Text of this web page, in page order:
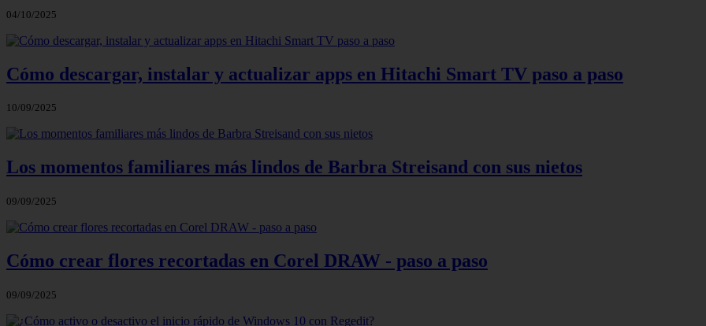
04/10/2025
Cómo descargar, instalar y actualizar apps en Hitachi Smart TV paso a paso
10/09/2025
Los momentos familiares más lindos de Barbra Streisand con sus nietos
09/09/2025
Cómo crear flores recortadas en Corel DRAW - paso a paso
09/09/2025